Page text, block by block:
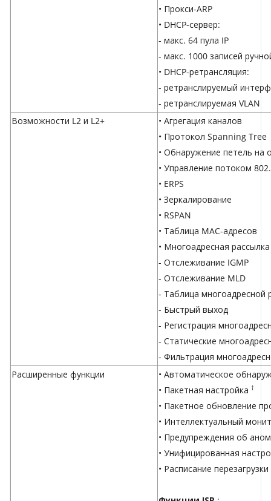
• Прокси-ARP
• DHCP-сервер:
- макс. 64 пула IP
- макс. 1000 записей
• DHCP-ретрансляция:
- ретранслируемый
- ретранслируемая VLAN
Возможности L2 и L2+
• Агрегация каналов
• Протокол Spanning Tree
• Обнаружение петель на
• Управление потоком
• ERPS
• Зеркалирование
• RSPAN
• Таблица MAC-адресов
• Многоадресная рассылка
- Отслеживание IGMP
- Отслеживание MLD
- Таблица многоадресной
- Быстрый выход
- Регистрация
- Статические
- Фильтрация
Расширенные функции
• Автоматическое
• Пакетная настройка †
• Пакетное обновление
• Интеллектуальный
• Предупреждения об
• Унифицированная
• Расписание перезагрузки